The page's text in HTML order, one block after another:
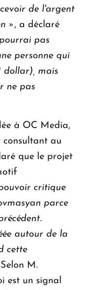
de l'argent
» , a déclaré
pas
personne qui
dollar), mais
ne pas
à OC Media,
au
que le projet
critique
parce
autour de la
cette
Selon M.
est un signal